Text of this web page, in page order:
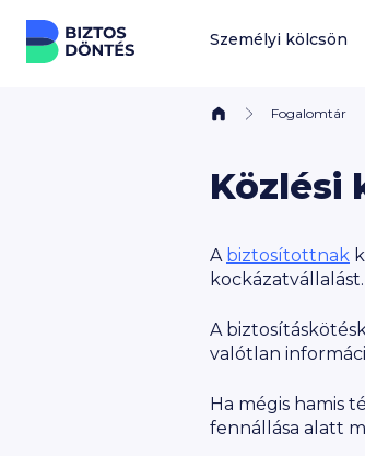
Ugrás a tartalomhoz
Személyi kölcsön
Fogalomtár
Közlési
A biztosítottnak
kockázatvállalást.
A
valótlan
Ha mégis hamis
fennállása alatt